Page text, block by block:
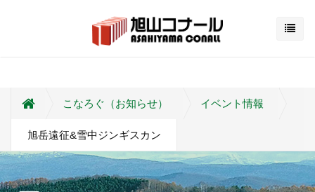
こなろぐ（お知らせ） イベント情報
旭岳遠征&雪中ジンギスカン